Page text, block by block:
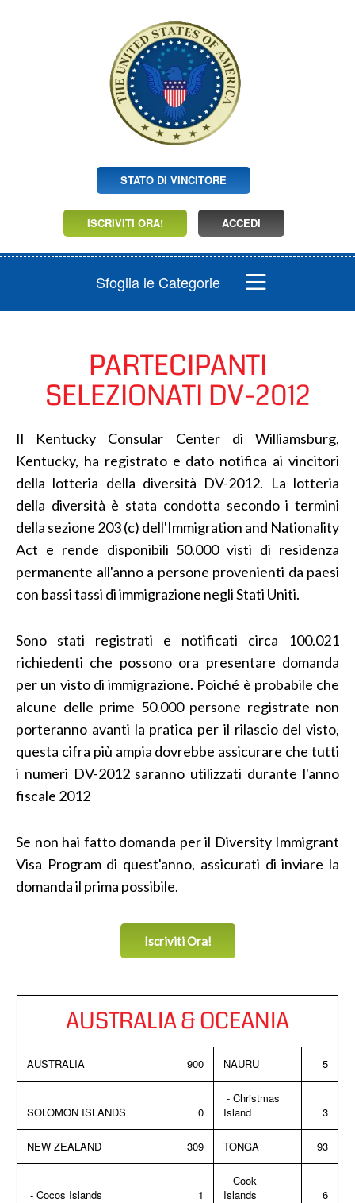
STATO DI VINCITORE
ISCRIVITI ORA! ACCEDI
Sfoglia le Categorie
PARTECIPANTI
SELEZIONATI DV-2012
Il Kentucky Consular Center di Williamsburg,
Kentucky, ha registrato e dato notifica ai vincitori
della lotteria della diversità DV-2012. La lotteria
della diversità è stata condotta secondo i termini
della sezione 203 (c) dell'Immigration and Nationality
Act e rende disponibili 50.000 visti di residenza
permanente all'anno a persone provenienti da paesi
con bassi tassi di immigrazione negli Stati Uniti.
Sono stati registrati e notificati circa 100.021
richiedenti che possono ora presentare domanda
per un visto di immigrazione. Poiché è probabile che
alcune delle prime 50.000 persone registrate non
porteranno avanti la pratica per il rilascio del visto,
questa cifra più ampia dovrebbe assicurare che tutti
i numeri DV-2012 saranno utilizzati durante l'anno
fiscale 2012
Se non hai fatto domanda per il Diversity Immigrant
Visa Program di quest'anno, assicurati di inviare la
domanda il prima possibile.
Iscriviti Ora!
AUSTRALIA & OCEANIA
AUSTRALIA 900 NAURU 5
SOLOMON ISLANDS 0
- Christmas
Island
3
NEW ZEALAND 309 TONGA 93
- Cocos Islands 1
- Cook
Islands
6